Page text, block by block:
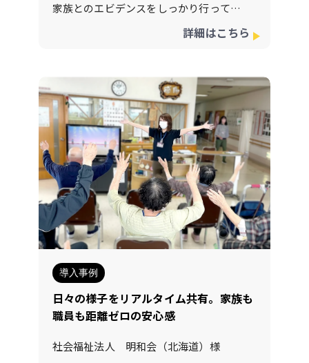
家族とのエビデンスをしっかり行ってく
ことをサービスを提供する上で最も重要
としっかりとされたお考えのもとご導入
業務効率化とペーパーレス化による経費
削減に対する意識も高いと感じました。
記録に掛かる時間を削減し、その分、ご
利用者との関わる時間を増やしたいとい
ったサービスの質の向上に対する想いを
お聞きし、株式会社アクティブ様の運営
される介護施設に通われるご利用者様や
ご家族様は幸せだと感じました。そんな
想いの施設様のサービスの一助にContac
t Bookがお役に立てる事を大変嬉しく思
います。
詳細はこちら
導入事例
日々の様子をリアルタイム共有。家族も
職員も距離ゼロの安心感
社会福祉法人 明和会（北海道）様